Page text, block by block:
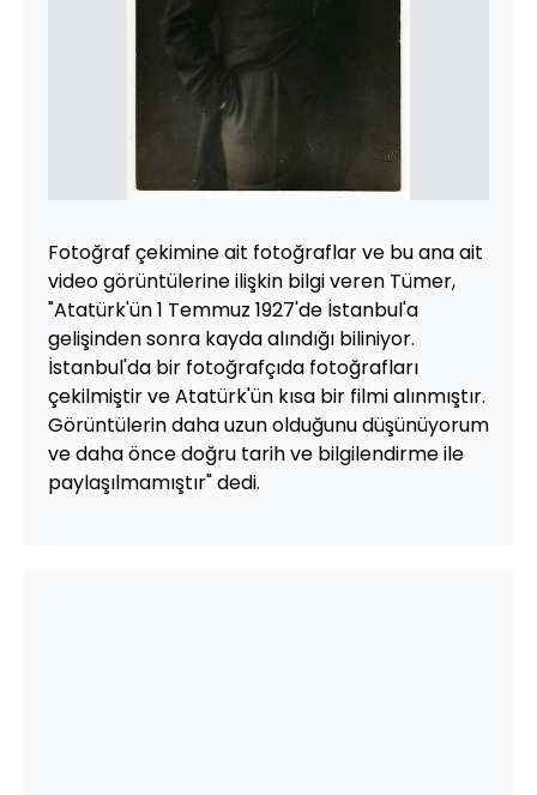
Fotoğraf çekimine ait fotoğraflar ve bu ana ait
video görüntülerine ilişkin bilgi veren Tümer,
"Atatürk'ün 1 Temmuz 1927'de İstanbul'a
gelişinden sonra kayda alındığı biliniyor.
İstanbul'da bir fotoğrafçıda fotoğrafları
çekilmiştir ve Atatürk'ün kısa bir filmi alınmıştır.
Görüntülerin daha uzun olduğunu düşünüyorum
ve daha önce doğru tarih ve bilgilendirme ile
paylaşılmamıştır" dedi.